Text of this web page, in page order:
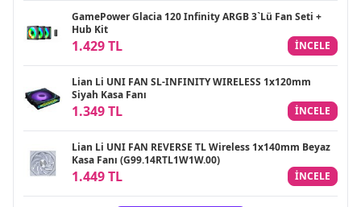
GamePower Glacia 120 Infinity ARGB 3`Lü Fan Seti +
Hub Kit
1.429 TL INCELE
Lian Li UNI FAN SL-INFINITY WIRELESS 1x120mm
Siyah Kasa Fanı
1.349 TL INCELE
Lian Li UNI FAN REVERSE TL Wireless 1x140mm Beyaz
Kasa Fanı (G99.14RTL1W1W.00)
1.449 TL INCELE